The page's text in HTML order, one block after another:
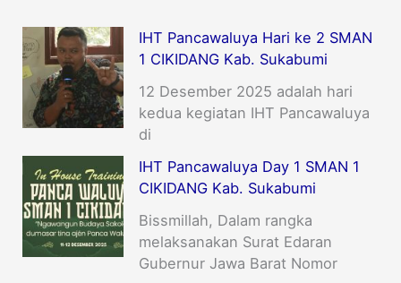
IHT Pancawaluya Hari ke 2 SMAN
1 CIKIDANG Kab. Sukabumi
12 Desember 2025 adalah hari
kedua kegiatan IHT Pancawaluya
di
IHT Pancawaluya Day 1 SMAN 1
CIKIDANG Kab. Sukabumi
Bissmillah, Dalam rangka
melaksanakan Surat Edaran
Gubernur Jawa Barat Nomor